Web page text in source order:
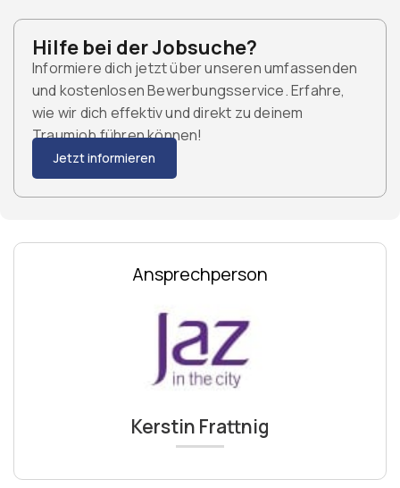
Hilfe bei der Jobsuche?
Informiere dich jetzt über unseren umfassenden
und kostenlosen Bewerbungsservice. Erfahre,
wie wir dich effektiv und direkt zu deinem
Traumjob führen können!
Jetzt informieren
Ansprechperson
Kerstin Frattnig